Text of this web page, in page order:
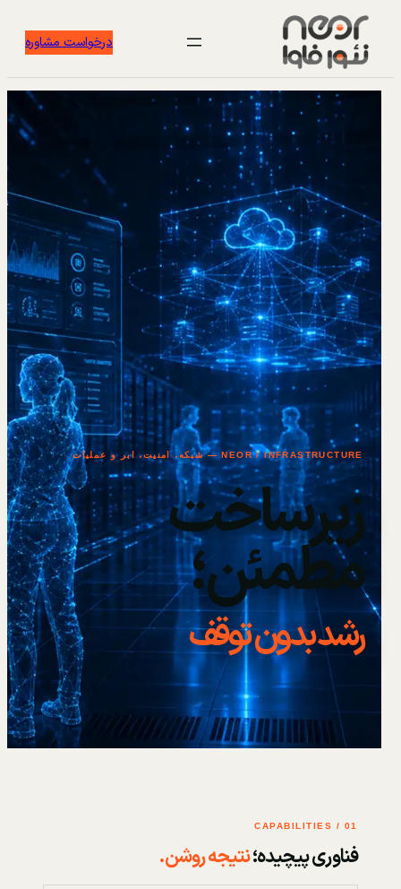
درخواست مشاوره
NEOR / INFRASTRUCTURE — شبکه، امنیت، ابر و عملیات
زیرساخت
مطمئن؛
رشد بدون توقف
01 / CAPABILITIES
فناوری پیچیده؛نتیجه روشن.